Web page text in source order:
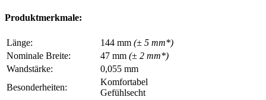
Produktmerkmale:
Länge: 144 mm (± 5 mm*)
Nominale Breite:
47 mm (± 2 mm*)
Wandstärke:
0,055 mm
Besonderheiten:
Komfortabel
Gefühlsecht